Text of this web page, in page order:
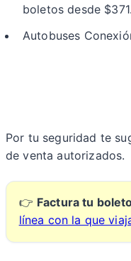
boletos desde $371.
Autobuses
Por tu seguridad te
de venta autorizados.
👉 Factura tu
línea con la que